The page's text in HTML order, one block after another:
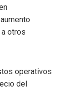
otros
operativos
del